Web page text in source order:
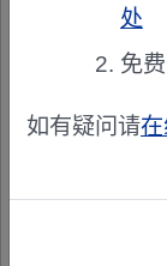
发布机构：
项目专
集科技
处
免
如有疑问请